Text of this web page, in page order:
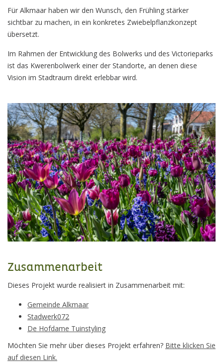
Für Alkmaar haben wir den Wunsch, den Frühling stärker
sichtbar zu machen, in ein konkretes Zwiebelpflanzkonzept
übersetzt.
Im Rahmen der Entwicklung des Bolwerks und des Victorieparks
ist das Kwerenbolwerk einer der Standorte, an denen diese
Vision im Stadtraum direkt erlebbar wird.
Zusammenarbeit
Dieses Projekt wurde realisiert in Zusammenarbeit mit:
Gemeinde Alkmaar
Stadwerk072
De Hofdame Tuinstyling
Möchten Sie mehr über dieses Projekt erfahren? Bitte klicken Sie
auf diesen Link.